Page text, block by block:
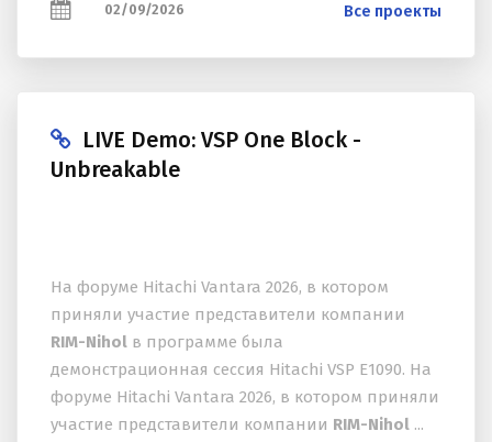
02/09/2026 Все проекты
LIVE Demo: VSP One Block -
Unbreakable
На форуме Hitachi Vantara 2026, в котором
приняли участие представители компании
RIM-Nihol в программе была
демонстрационная сессия Hitachi VSP E1090. На
форуме Hitachi Vantara 2026, в котором приняли
участие представители компании RIM-Nihol ...